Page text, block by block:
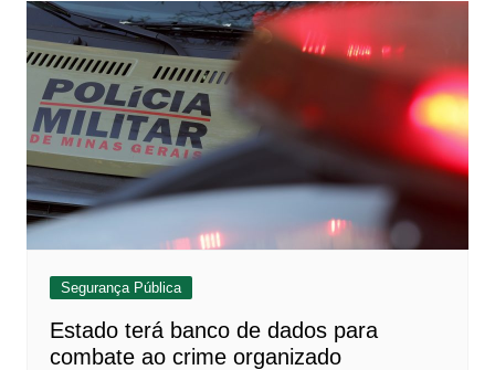
Segurança Pública
Estado terá banco de dados para
combate ao crime organizado